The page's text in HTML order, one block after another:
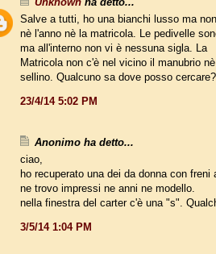
Salve a tutti, ho una bianchi lusso ma
nè l'anno nè la matricola. Le pedivelle
ma all'interno non vi è nessuna sigla. La
Matricola non c'è nel vicino il manubrio
sellino. Qualcuno sa dove posso cercare?
23/4/14 5:02 PM
Anonimo ha detto...
ciao,
ho recuperato una dei da donna con freni
ne trovo impressi ne anni ne modello.
nella finestra del carter c'è una "s".
3/5/14 1:04 PM